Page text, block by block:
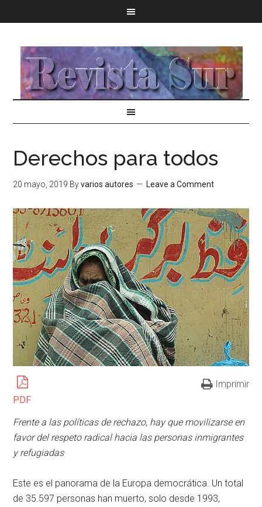
Derechos para todos
20 mayo, 2019 Byvarios autores Leave a Comment
PDF
Imprimir
Frente a las políticas de rechazo, hay que movilizarse en
favor del respeto radical hacia las personas inmigrantes
y refugiadas
Este es el panorama de la Europa democrática. Un total
de 35.597 personas han muerto, solo desde 1993,